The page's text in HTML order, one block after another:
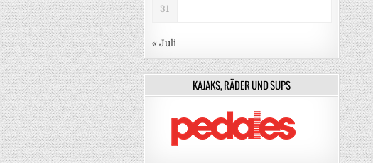
31
« Juli
KAJAKS, RÄDER UND SUPS